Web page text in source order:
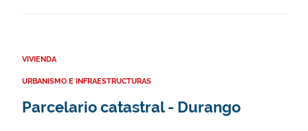
VIVIENDA
URBANISMO E INFRAESTRUCTURAS
Parcelario catastral - Durango